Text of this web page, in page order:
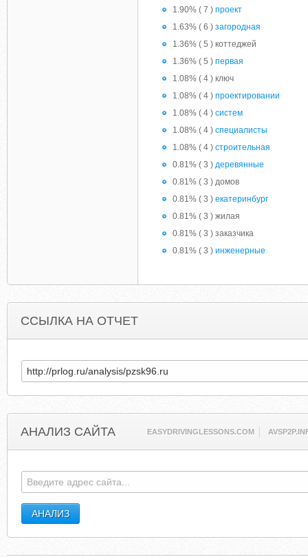
1.90% ( 7 ) проект
1.63% ( 6 ) загородная
1.36% ( 5 ) коттеджей
1.36% ( 5 ) первая
1.08% ( 4 ) ключ
1.08% ( 4 ) проектировании
1.08% ( 4 ) систем
1.08% ( 4 ) специалисты
1.08% ( 4 ) строительная
0.81% ( 3 ) деревянные
0.81% ( 3 ) домов
0.81% ( 3 ) екатеринбург
0.81% ( 3 ) жилая
0.81% ( 3 ) заказчика
0.81% ( 3 ) инженерные
ССЫЛКА НА ОТЧЕТ
АНАЛИЗ САЙТА EASYDRIVINGLESSONS.COM